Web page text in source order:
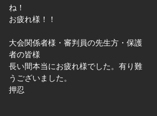
ね！
お疲れ様！！
大会関係者様・審判員の先生方・保護
者の皆様
長い間本当にお疲れ様でした。有り難
うございました。
押忍